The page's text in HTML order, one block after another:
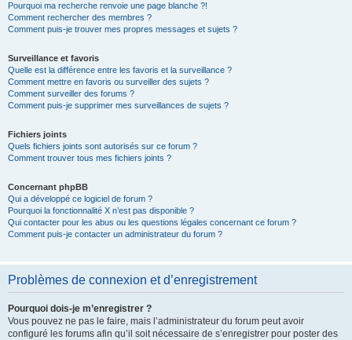
Pourquoi ma recherche renvoie une page blanche ?!
Comment rechercher des membres ?
Comment puis-je trouver mes propres messages et sujets ?
Surveillance et favoris
Quelle est la différence entre les favoris et la surveillance ?
Comment mettre en favoris ou surveiller des sujets ?
Comment surveiller des forums ?
Comment puis-je supprimer mes surveillances de sujets ?
Fichiers joints
Quels fichiers joints sont autorisés sur ce forum ?
Comment trouver tous mes fichiers joints ?
Concernant phpBB
Qui a développé ce logiciel de forum ?
Pourquoi la fonctionnalité X n’est pas disponible ?
Qui contacter pour les abus ou les questions légales concernant ce forum ?
Comment puis-je contacter un administrateur du forum ?
Problèmes de connexion et d’enregistrement
Pourquoi dois-je m’enregistrer ?
Vous pouvez ne pas le faire, mais l’administrateur du forum peut avoir
configuré les forums afin qu’il soit nécessaire de s’enregistrer pour poster des